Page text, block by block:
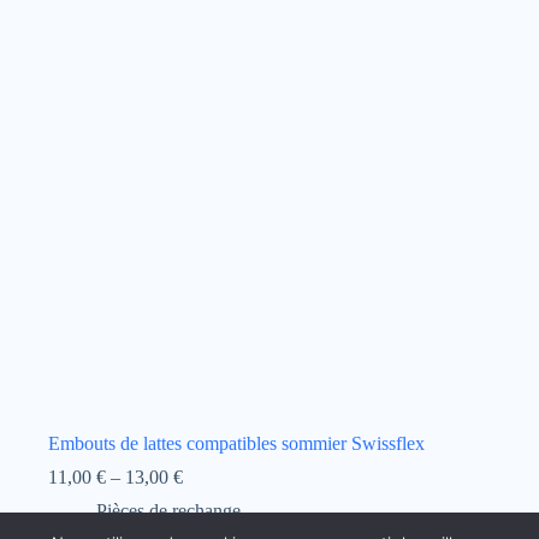
Embouts de lattes compatibles sommier Swissflex
11,00 € – 13,00 €Price
11,00 €
Pièces de rechange